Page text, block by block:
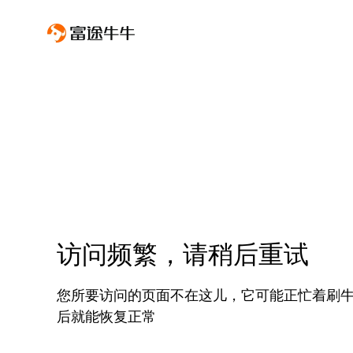
访问频繁，请稍后重试
您所要访问的页面不在这儿，它可能正忙着刷
后就能恢复正常